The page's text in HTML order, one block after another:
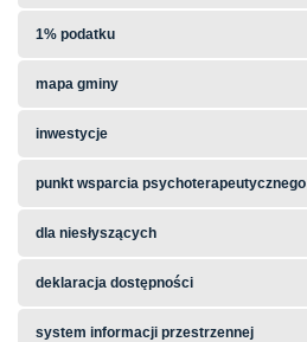
1% podatku
mapa gminy
inwestycje
punkt wsparcia psychoterapeutycznego
dla niesłyszących
deklaracja dostępności
system informacji przestrzennej